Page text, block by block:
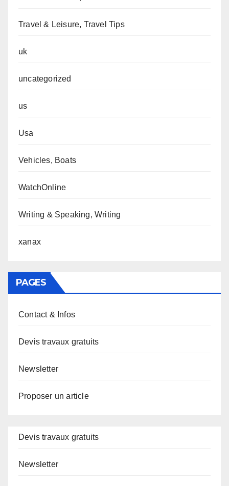
Travel & Leisure, Travel Tips
uk
uncategorized
us
Usa
Vehicles, Boats
WatchOnline
Writing & Speaking, Writing
xanax
PAGES
Contact & Infos
Devis travaux gratuits
Newsletter
Proposer un article
Devis travaux gratuits
Newsletter